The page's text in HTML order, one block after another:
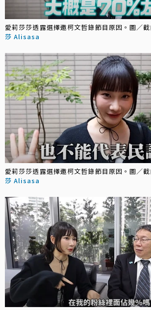
愛莉莎莎透露選擇邀柯文哲錄節目原因。圖／截
莎 Alisasa
愛莉莎莎透露選擇邀柯文哲錄節目原因。圖／截
莎 Alisasa